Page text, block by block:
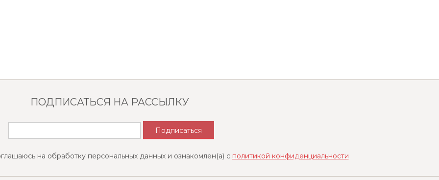
ПОДПИСАТЬСЯ НА РАССЫЛКУ
на обработку персональных данных и ознакомлен(a) с политикой конфиденциальности